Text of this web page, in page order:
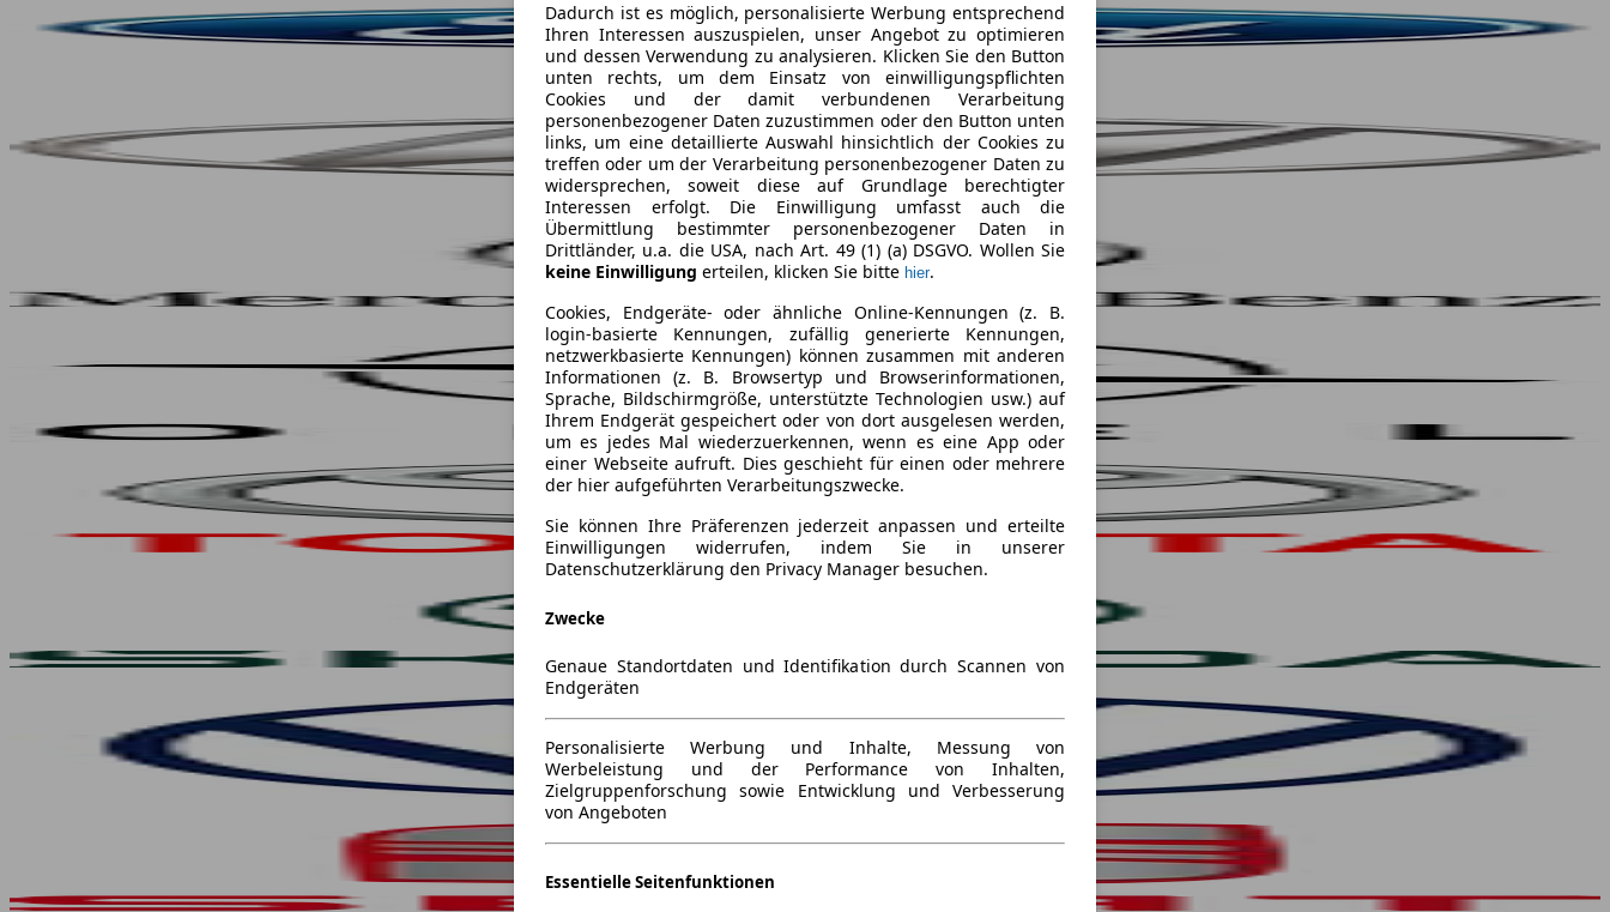
Dadurch ist es möglich, personalisierte Werbung entsprechend
Ihren Interessen auszuspielen, unser Angebot zu optimieren
und dessen Verwendung zu analysieren. Klicken Sie den Button
unten rechts, um dem Einsatz von einwilligungspflichten
Cookies und der damit verbundenen Verarbeitung
personenbezogener Daten zuzustimmen oder den Button unten
links, um eine detaillierte Auswahl hinsichtlich der Cookies zu
treffen oder um der Verarbeitung personenbezogener Daten zu
widersprechen, soweit diese auf Grundlage berechtigter
Interessen erfolgt. Die Einwilligung umfasst auch die
Übermittlung bestimmter personenbezogener Daten in
Drittländer, u.a. die USA, nach Art. 49 (1) (a) DSGVO. Wollen Sie
keine Einwilligung erteilen, klicken Sie bitte hier.
Cookies, Endgeräte- oder ähnliche Online-Kennungen (z. B.
login-basierte Kennungen, zufällig generierte Kennungen,
netzwerkbasierte Kennungen) können zusammen mit anderen
Informationen (z. B. Browsertyp und Browserinformationen,
Sprache, Bildschirmgröße, unterstützte Technologien usw.) auf
Ihrem Endgerät gespeichert oder von dort ausgelesen werden,
um es jedes Mal wiederzuerkennen, wenn es eine App oder
einer Webseite aufruft. Dies geschieht für einen oder mehrere
der hier aufgeführten Verarbeitungszwecke.
Sie können Ihre Präferenzen jederzeit anpassen und erteilte
Einwilligungen widerrufen, indem Sie in unserer
Datenschutzerklärung den Privacy Manager besuchen.
Zwecke
Genaue Standortdaten und Identifikation durch Scannen von
Endgeräten
Personalisierte Werbung und Inhalte, Messung von
Werbeleistung und der Performance von Inhalten,
Zielgruppenforschung sowie Entwicklung und Verbesserung
von Angeboten
Essentielle Seitenfunktionen